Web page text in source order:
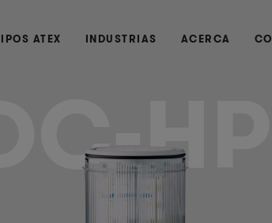
ATEX INDUSTRIAS ACERCA
HP